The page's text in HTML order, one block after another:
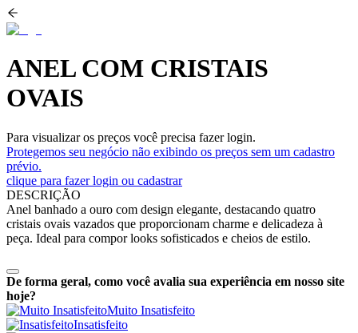
ANEL COM CRISTAIS
OVAIS
Para visualizar os preços você precisa fazer login.
Protegemos seu negócio não exibindo os preços sem um cadastro
prévio.
clique para fazer login ou cadastrar
DESCRIÇÃO
Anel banhado a ouro com design elegante, destacando quatro
cristais ovais vazados que proporcionam charme e delicadeza à
peça. Ideal para compor looks sofisticados e cheios de estilo.
De forma geral, como você avalia sua experiência em nosso site
hoje?
Muito Insatisfeito
Insatisfeito